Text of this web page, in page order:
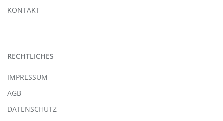
KONTAKT
RECHTLICHES
IMPRESSUM
AGB
DATENSCHUTZ